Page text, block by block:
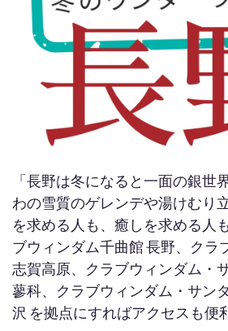
「長野は冬になると一面の銀世
わの雪質のゲレンデや湯けむり
を求める人も、癒しを求める人
ブウィンダム千曲館 長野、クラ
志賀高原、クラブウィンダム・
蓼科、クラブウィンダム・サン
沢 を拠点にすればアクセスも便